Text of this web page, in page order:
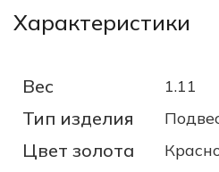
Характеристики
Вес 1.11
Тип изделия
Цвет золота